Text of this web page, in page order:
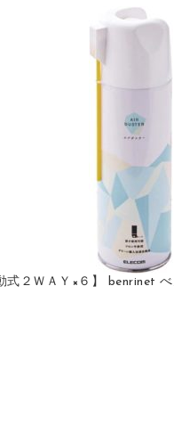
２ＷＡＹ×６】 benrinet べ